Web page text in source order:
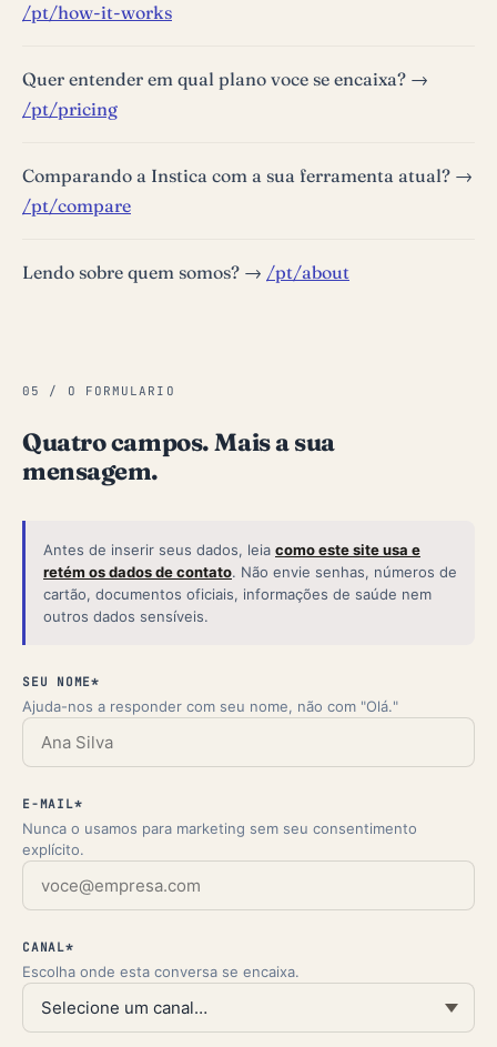
/pt/how-it-works
Quer entender em qual plano voce se encaixa? →
/pt/pricing
Comparando a Instica com a sua ferramenta atual? →
/pt/compare
Lendo sobre quem somos? → /pt/about
05 / O FORMULARIO
Quatro campos. Mais a sua
mensagem.
Antes de inserir seus dados, leia como este site usa e
retém os dados de contato. Não envie senhas, números de
cartão, documentos oficiais, informações de saúde nem
outros dados sensíveis.
SEU NOME*
Ajuda-nos a responder com seu nome, não com "Olá."
E-MAIL*
Nunca o usamos para marketing sem seu consentimento
explícito.
CANAL*
Escolha onde esta conversa se encaixa.